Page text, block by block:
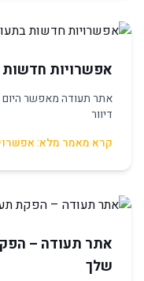
אפשרויות
אתר תעודה מאפשר
דיוור
קרא מאמר מלא:
אתר תעודה –
שלך